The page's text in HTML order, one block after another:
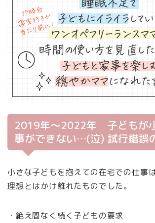
2019年〜2022年 子どもが
事ができない…(泣) 試行錯誤
小さな子どもを抱えての在宅での仕事は
理想とはかけ離れたものでした。
・絶え間なく続く子どもの要求